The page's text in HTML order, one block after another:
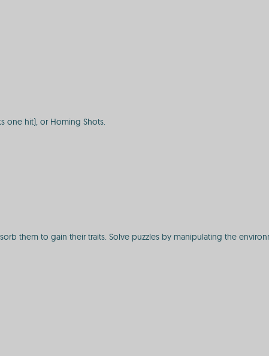
one hit), or Homing Shots.
them to gain their traits. Solve puzzles by manipulating the